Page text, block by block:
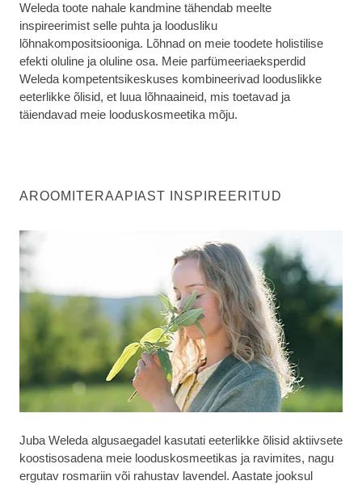
Weleda toote nahale kandmine tähendab meelte
inspireerimist selle puhta ja loodusliku
lõhnakompositsiooniga. Lõhnad on meie toodete holistilise
efekti oluline ja oluline osa. Meie parfümeeriaeksperdid
Weleda kompetentsikeskuses kombineerivad looduslikke
eeterlikke õlisid, et luua lõhnaaineid, mis toetavad ja
täiendavad meie looduskosmeetika mõju.
AROOMITERAAPIAST INSPIREERITUD
Juba Weleda algusaegadel kasutati eeterlikke õlisid aktiivsete
koostisosadena meie looduskosmeetikas ja ravimites, nagu
ergutav rosmariin või rahustav lavendel. Aastate jooksul